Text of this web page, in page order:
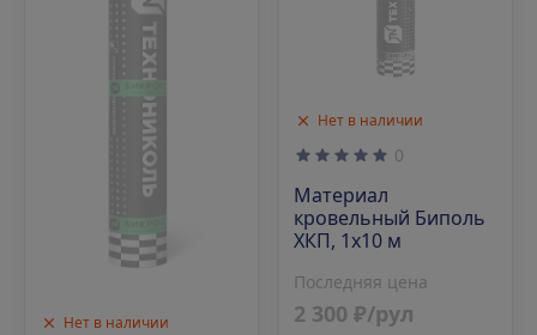
Нет в наличии
Нет в наличии
0
Материал
кровельный Биполь
ХКП, 1х10 м
Последняя цена
2 300 ₽/рул